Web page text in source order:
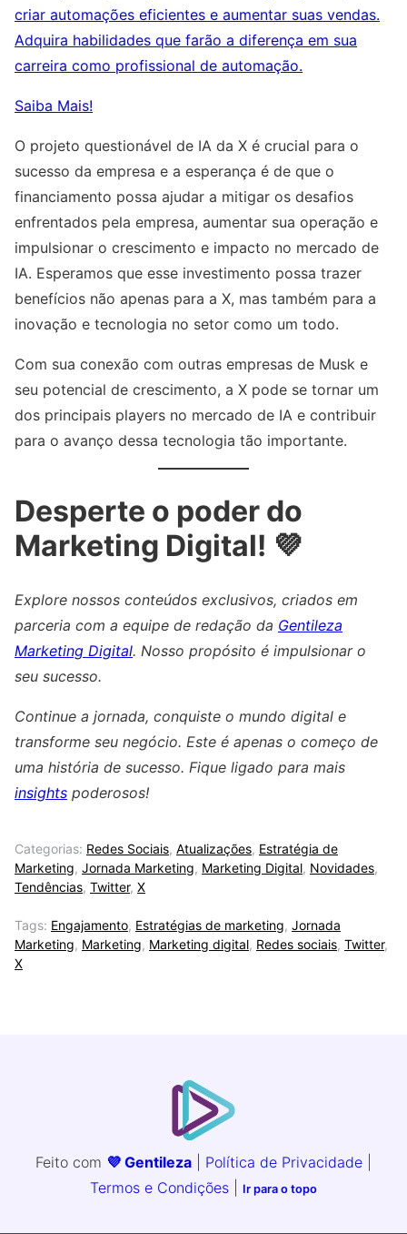
criar automações eficientes e aumentar suas vendas.
Adquira habilidades que farão a diferença em sua
carreira como profissional de automação.
Saiba Mais!
O projeto questionável de IA da X é crucial para o
sucesso da empresa e a esperança é de que o
financiamento possa ajudar a mitigar os desafios
enfrentados pela empresa, aumentar sua operação e
impulsionar o crescimento e impacto no mercado de
IA. Esperamos que esse investimento possa trazer
benefícios não apenas para a X, mas também para a
inovação e tecnologia no setor como um todo.
Com sua conexão com outras empresas de Musk e
seu potencial de crescimento, a X pode se tornar um
dos principais players no mercado de IA e contribuir
para o avanço dessa tecnologia tão importante.
Desperte o poder do
Marketing Digital! 💜
Explore nossos conteúdos exclusivos, criados em
parceria com a equipe de redação da Gentileza
Marketing Digital. Nosso propósito é impulsionar o
seu sucesso.
Continue a jornada, conquiste o mundo digital e
transforme seu negócio. Este é apenas o começo de
uma história de sucesso. Fique ligado para mais
insights poderosos!
Categorias: Redes Sociais, Atualizações, Estratégia de
Marketing, Jornada Marketing, Marketing Digital, Novidades,
Tendências, Twitter, X
Tags: Engajamento, Estratégias de marketing, Jornada
Marketing, Marketing, Marketing digital, Redes sociais, Twitter,
X
Feito com 💜 Gentileza Política de Privacidade
Termos e Condições
Ir para o topo